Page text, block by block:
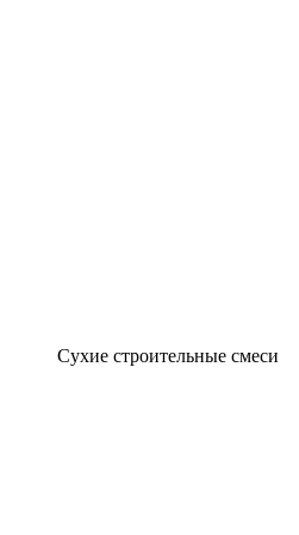
Сухие строительные смеси